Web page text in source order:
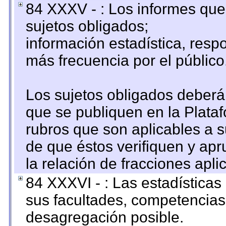
84 XXXV - : Los informes
sujetos obligados;
información estadística,
más frecuencia por el
Los sujetos obligados
que se publiquen en la
rubros que son aplicables a
de que éstos verifiquen y
la relación de fracciones
84 XXXVI - : Las
sus facultades,
desagregación posible.